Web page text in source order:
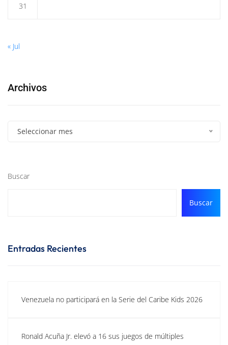
31
« Jul
Archivos
Seleccionar mes
Buscar
Buscar
Entradas Recientes
Venezuela no participará en la Serie del Caribe Kids 2026
Ronald Acuña Jr. elevó a 16 sus juegos de múltiples